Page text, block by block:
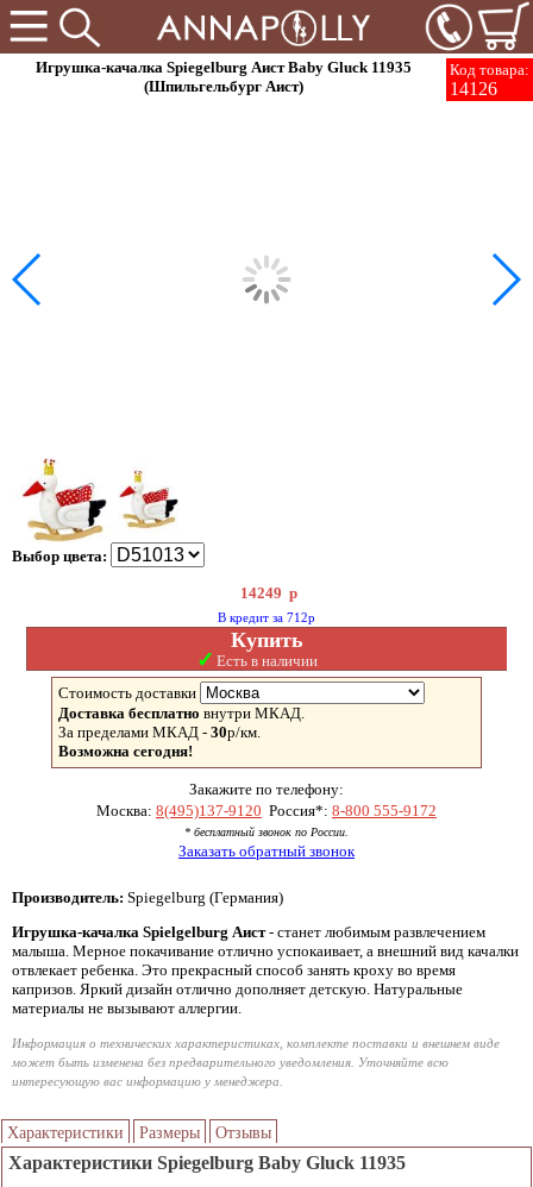
Код товара:
14126
Игрушка-качалка Spiegelburg Аист Baby Gluck 11935
(Шпильгельбург Аист)
Выбор цвета:
14249 р
В кредит за 712р
Купить
✓ Есть в наличии
Стоимость доставки
Доставка бесплатно внутри МКАД.
За пределами МКАД - 30р/км.
Возможна сегодня!
Закажите по телефону:
Москва: 8(495)137-9120 Россия*: 8-800 555-9172
* бесплатный звонок по России.
Заказать обратный звонок
Производитель: Spiegelburg (Германия)
Игрушка-качалка Spielgelburg Аист- станет любимым развлечением
малыша. Мерное покачивание отлично успокаивает, а внешний вид качалки
отвлекает ребенка. Это прекрасный способ занять кроху во время
капризов. Яркий дизайн отлично дополняет детскую. Натуральные
материалы не вызывают аллергии.
Информация о технических характеристиках, комплекте поставки и внешнем виде
может быть изменена без предварительного уведомления. Уточняйте всю
интересующую вас информацию у менеджера.
Характеристики Размеры Отзывы
Характеристики Spiegelburg Baby Gluck 11935